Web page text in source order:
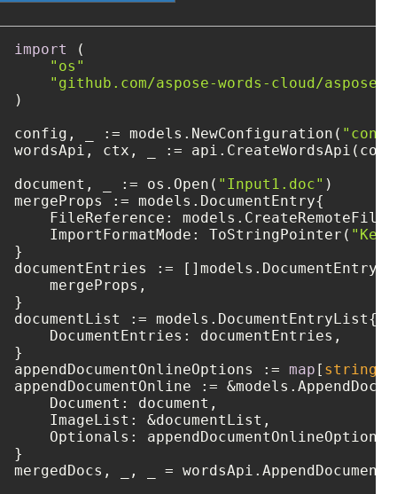
import
(
"os"
"github.com/aspose-words-cloud/
)
config, _ := models.NewConfiguration(
wordsApi, ctx, _ :=
document, _ := os.Open( "Input1.doc" )
mergeProps := models.DocumentEntry{
FileReference:
    ImportFormatMode: ToStringPointer(
}
documentEntries := []models.DocumentEntry{
    mergeProps,
}
documentList := models.DocumentEntryList{
    DocumentEntries: documentEntries,
}
appendDocumentOnlineOptions := map [ string
appendDocumentOnline :=
    Document: document,
    ImageList: &documentList,
    Optionals: appendDocumentOnlineOptions,
}
mergedDocs, _, _ =